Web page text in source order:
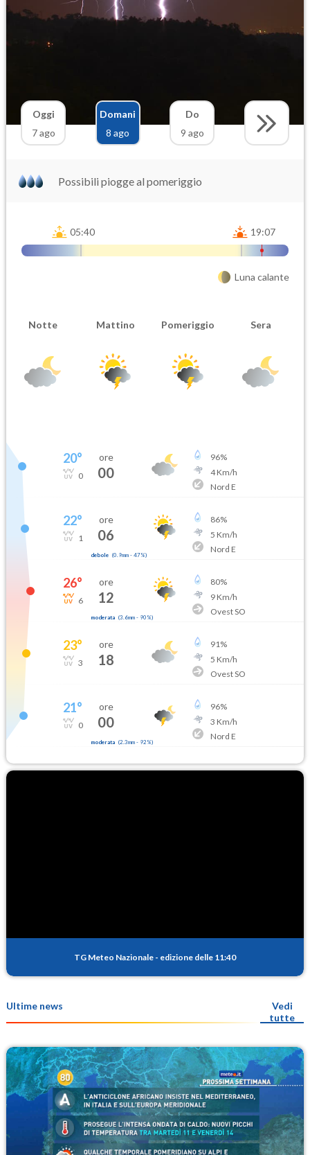
Oggi
7 ago
Domani
8 ago
Do
9 ago
Possibili piogge al pomeriggio
05:40 19:07
Luna calante
Notte Mattino Pomeriggio Sera
20°
0
ore
00
96%
4Km/h
Nord E
22°
1
ore
06
debole (0.9mm- 47%)
86%
5 Km/h
Nord E
26°
6
ore
12
moderata (3.6mm- 90 %)
80%
9Km/h
Ovest SO
23°
3
ore
18
91%
5 Km/h
Ovest SO
21°
0
ore
00
moderata (2.3mm- 92 %)
96%
3 Km/h
Nord E
TG Meteo Nazionale - edizione delle 11:40
Ultime news
Vedi
tutte